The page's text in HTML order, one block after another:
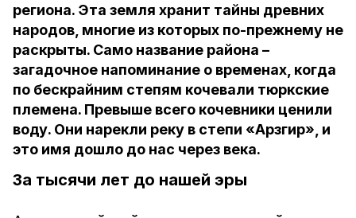
региона. Эта земля хранит тайны древних
народов, многие из которых по-прежнему не
раскрыты. Само название района –
загадочное напоминание о временах, когда
по бескрайним степям кочевали тюркские
племена. Превыше всего кочевники ценили
воду. Они нарекли реку в степи «Арзгир», и
это имя дошло до нас через века.
За тысячи лет до нашей эры